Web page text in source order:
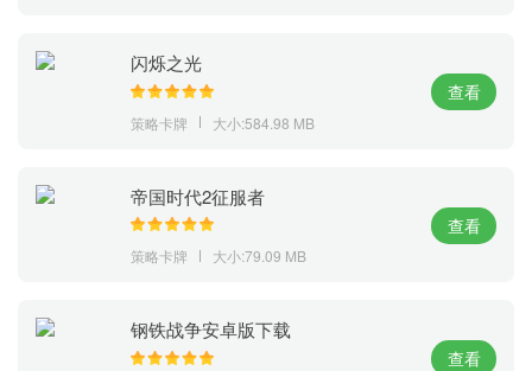
闪烁之光
策略卡牌 大小:584.98 MB
查看
帝国时代2征服者
策略卡牌 大小:79.09 MB
查看
钢铁战争安卓版下载
查看